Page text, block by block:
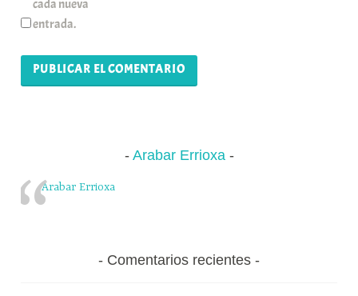
cada nueva
entrada.
Arabar Errioxa
Arabar Errioxa
Comentarios recientes